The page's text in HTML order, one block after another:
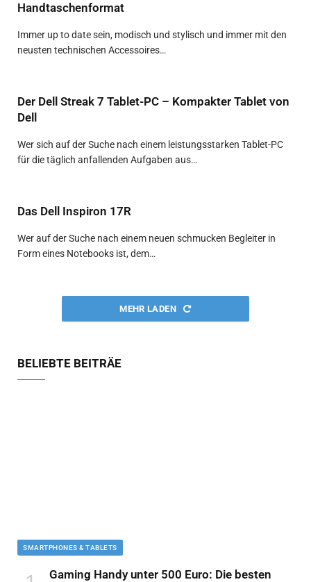
Handtaschenformat
Immer up to date sein, modisch und stylisch und immer mit den
neusten technischen Accessoires…
Der Dell Streak 7 Tablet-PC – Kompakter Tablet von
Dell
Wer sich auf der Suche nach einem leistungsstarken Tablet-PC
für die täglich anfallenden Aufgaben aus…
Das Dell Inspiron 17R
Wer auf der Suche nach einem neuen schmucken Begleiter in
Form eines Notebooks ist, dem…
MEHR LADEN
BELIEBTE BEITRÄE
SMARTPHONES & TABLETS
Gaming Handy unter 500 Euro: Die besten